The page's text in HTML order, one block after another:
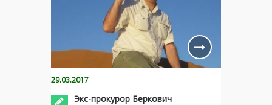
29.03.2017
Экс-прокурор Беркович